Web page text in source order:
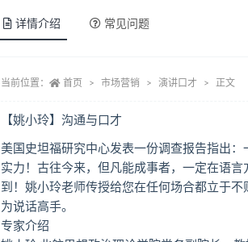
详情介绍 常见问题
当前位置： 首页 市场营销 演讲口才 正文
【姚小玲】沟通与口才
美国史坦福研究中心发表一份调查报告指出
实力！古往今来，但凡能成事者，一定在语
到！姚小玲老师传授给您在任何场合都立于
为说话高手。
专家介绍